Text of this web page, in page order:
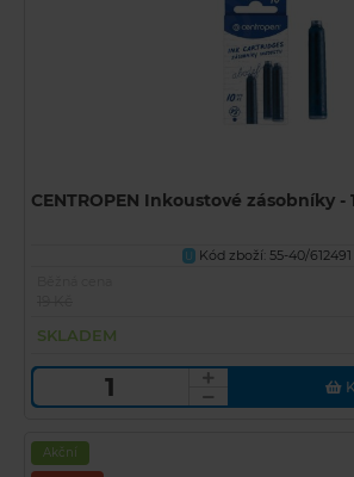
CENTROPEN Inkoustové zásobníky -
U
Kód zboží: 55-40/612491
SKLADEM
Akční